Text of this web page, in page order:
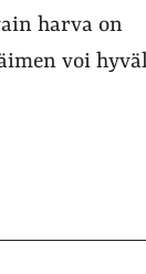
harva on
voi